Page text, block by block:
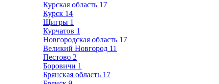
Курская область 17
Курск 14
Щигры 1
Курчатов 1
Новгородская область 17
Великий Новгород 11
Пестово 2
Боровичи 1
Брянская область 17